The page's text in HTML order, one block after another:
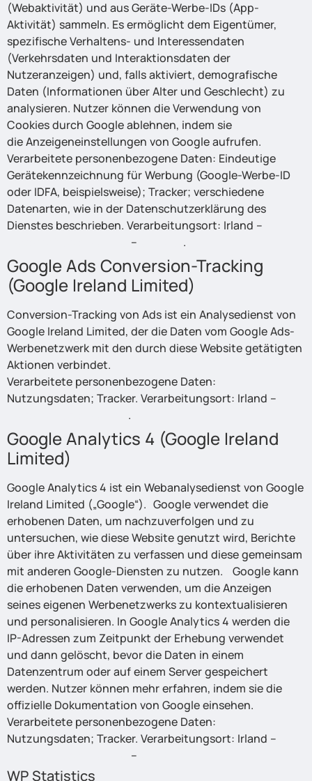
(Webaktivität) und aus Geräte-Werbe-IDs (App-
Aktivität) sammeln. Es ermöglicht dem Eigentümer,
spezifische Verhaltens- und Interessendaten
(Verkehrsdaten und Interaktionsdaten der
Nutzeranzeigen) und, falls aktiviert, demografische
Daten (Informationen über Alter und Geschlecht) zu
analysieren. Nutzer können die Verwendung von
Cookies durch Google ablehnen, indem sie
die Anzeigeneinstellungen von Google aufrufen.
Verarbeitete personenbezogene Daten: Eindeutige
Gerätekennzeichnung für Werbung (Google-Werbe-ID
oder IDFA, beispielsweise); Tracker; verschiedene
Datenarten, wie in der Datenschutzerklärung des
Dienstes beschrieben. Verarbeitungsort: Irland –
– .
Google Ads Conversion-Tracking
(Google Ireland Limited)
Conversion-Tracking von Ads ist ein Analysedienst von
Google Ireland Limited, der die Daten vom Google Ads-
Werbenetzwerk mit den durch diese Website getätigten
Aktionen verbindet.
Verarbeitete personenbezogene Daten:
Nutzungsdaten; Tracker. Verarbeitungsort: Irland –
.
Google Analytics 4 (Google Ireland
Limited)
Google Analytics 4 ist ein Webanalysedienst von Google
Ireland Limited („Google“). Google verwendet die
erhobenen Daten, um nachzuverfolgen und zu
untersuchen, wie diese Website genutzt wird, Berichte
über ihre Aktivitäten zu verfassen und diese gemeinsam
mit anderen Google-Diensten zu nutzen. Google kann
die erhobenen Daten verwenden, um die Anzeigen
seines eigenen Werbenetzwerks zu kontextualisieren
und personalisieren. In Google Analytics 4 werden die
IP-Adressen zum Zeitpunkt der Erhebung verwendet
und dann gelöscht, bevor die Daten in einem
Datenzentrum oder auf einem Server gespeichert
werden. Nutzer können mehr erfahren, indem sie die
offizielle Dokumentation von Google einsehen.
Verarbeitete personenbezogene Daten:
Nutzungsdaten; Tracker. Verarbeitungsort: Irland –
–
WP Statistics